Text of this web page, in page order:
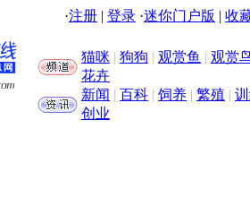
·注册 | 登录 ·迷你门户版 | 收
猫咪 | 狗狗 | 观赏鱼 | 观赏
花卉
新闻 | 百科 | 饲养 | 繁殖 |
创业